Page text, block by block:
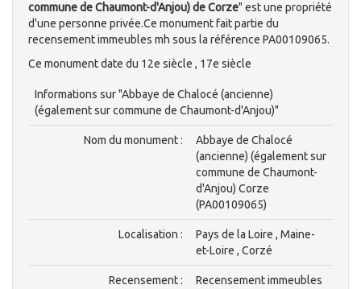
commune de Chaumont-d'Anjou) de Corze" est une propriété
d'une personne privée.Ce monument fait partie du
recensement immeubles mh sous la référence PA00109065.
Ce monument date du 12e siècle , 17e siècle
Informations sur "Abbaye de Chalocé (ancienne)
(également sur commune de Chaumont-d'Anjou)"
Nom du monument :
Abbaye de Chalocé
(ancienne) (également sur
commune de Chaumont-
d'Anjou) Corze
(PA00109065)
Localisation :
Pays de la Loire , Maine-
et-Loire , Corzé
Recensement :
Recensement immeubles